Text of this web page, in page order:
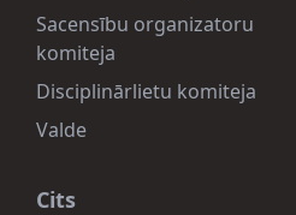
Sacensību organizatoru
komiteja
Disciplinārlietu komiteja
Valde
Cits